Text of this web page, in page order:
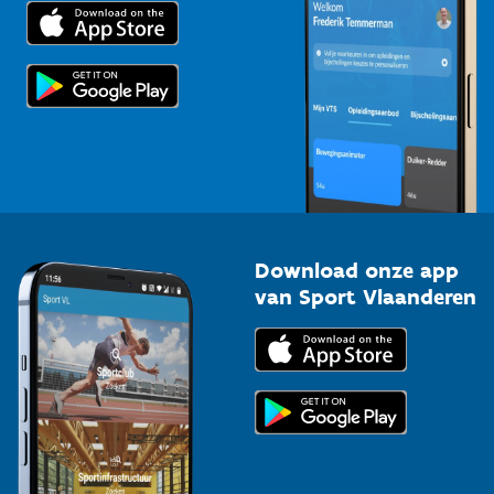
Trainers en begeleiders
Topsporters
Voor de pers
Download onze app
van Sport Vlaanderen